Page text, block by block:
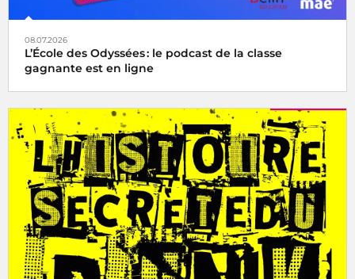
08.07.2026
L’École des Odyssées : le podcast de la classe
gagnante est en ligne